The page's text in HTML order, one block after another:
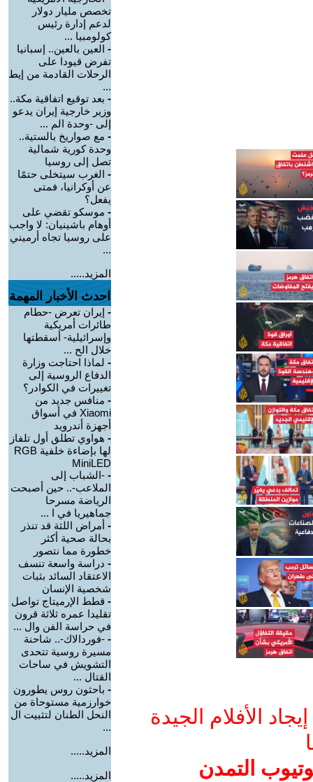
الأفلام الجيدة
التمدن
تخصص مليار دولار
لدعم إدارة رئيس
كولومبيا ...
- العين بالعين.. إسبانيا
تفرض قيودا على
الرحلات القادمة من إيط
...
- بعد توقيع اتفاقية مكة..
وزير خارجية إيران يدعو
إلى -وحدة الم ...
- مع صواريخ بالستية..
وحدة كورية شمالية
تصل إلى روسيا
- الغرب سيتخلى حتمًا
عن أوكرانيا، فمتى
يفعل؟
- موسكو تقضي على
أوهام باشينيان: لا واجب
على روسيا تجاه أرميني
...
المزيد.....
احدث الأخبار المهمة
- إيران تعرض -حطام
طائرات أمريكية
وإسرائيلية- أسقطتها
خلال الح ...
- لماذا احتاجت وزارة
الدفاع الروسية إلى
تغييرات في الكوادر؟
- منافس جديد من
Xiaomi في أسواق
أجهزة أندرويد
- هواوي تطلق أول تلفاز
لها بإضاءة خلفية RGB
MiniLED
- -الشباب إلى
الملاعب-.. حين أصبحت
الرياضة مسرحا
جماهيريا في ا ...
- أمراض اللثة قد تنذر
بحالة صحية أكثر
خطورة مما نتصور
- دراسة واسعة تنسف
الاعتقاد السائد بثبات
شخصية الإنسان
- قطط الإرميتاج تواصل
تقليدا عمره ثلاثة قرون
في حراسة الفن وال ...
- -فوردالاك-.. شاحنة
مسيرة روسية تتحدى
التشويش في ساحات
القتال ...
- باحثون روس يطورون
خوارزمية مستوحاة من
النحل الطنان لتثبيت ال
...
المزيد.....
المزيد.....